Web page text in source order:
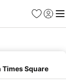
Favoritos
Iniciar
Square